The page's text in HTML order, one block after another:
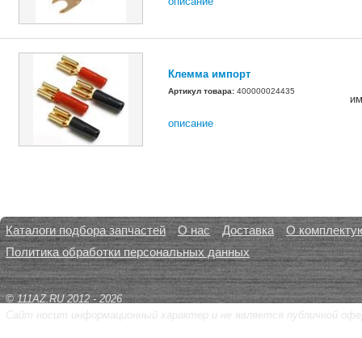
Клемма импорт
Артикул товара: 400000024435
описание
Каталоги подбора запчастей О нас Доставка
О
Политика обработки персональных данных
© 111AZ.RU 2012 - 2026
Сайт носит информационный характер и не является публичной